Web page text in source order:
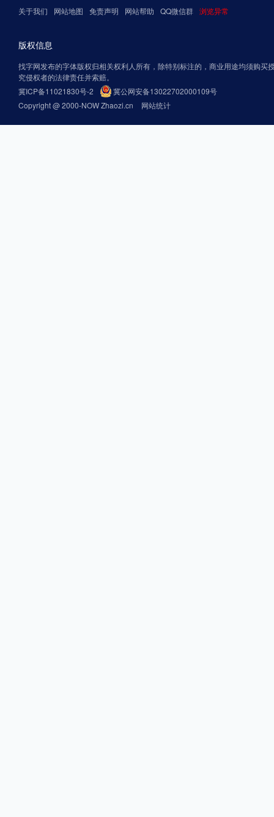
关于我们 网站地图 免责声明 网站帮助 QQ微信群 浏览异常
版权信息
找字网发布的字体版权归相关权利人所有，除特别标注的，商业用途均须购买
究侵权者的法律责任并索赔。
冀ICP备11021830号-2
冀公网安备13022702000109号
Copyright @ 2000-NOW Zhaozi.cn
网站统计